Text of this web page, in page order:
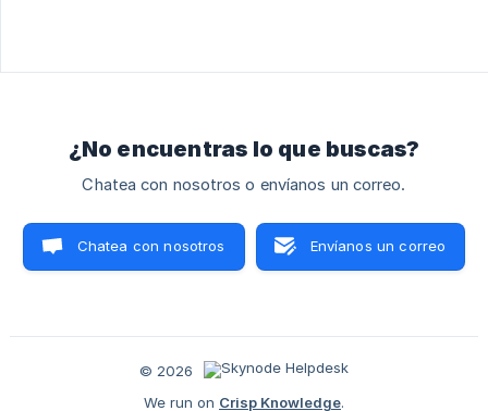
¿No encuentras lo que buscas?
Chatea con nosotros o envíanos un correo.
Chatea con nosotros Envíanos un correo
© 2026
We run on Crisp Knowledge.